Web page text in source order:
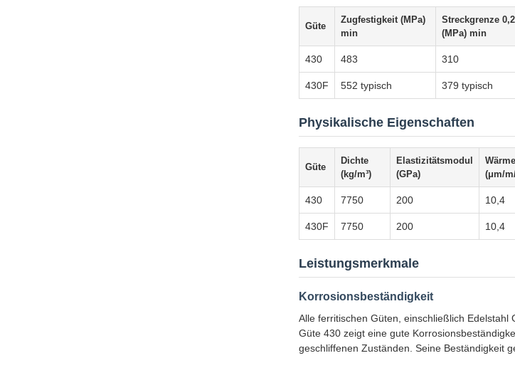
Güte
Zugfestigkeit (MPa)
min
Streckgrenze
(MPa) min
430 483 310
430F 552 typisch 379 typisch
Physikalische Eigenschaften
Güte
Dichte
(kg/m³)
Elastizitätsmodul
(GPa)
(μm/
430 7750 200 10,4
430F 7750 200 10,4
Leistungsmerkmale
Korrosionsbeständigkeit
Alle ferritischen Güten, einschließlich Edelstahl
Güte 430 zeigt eine gute
geschliffenen Zuständen. Seine Beständigkeit